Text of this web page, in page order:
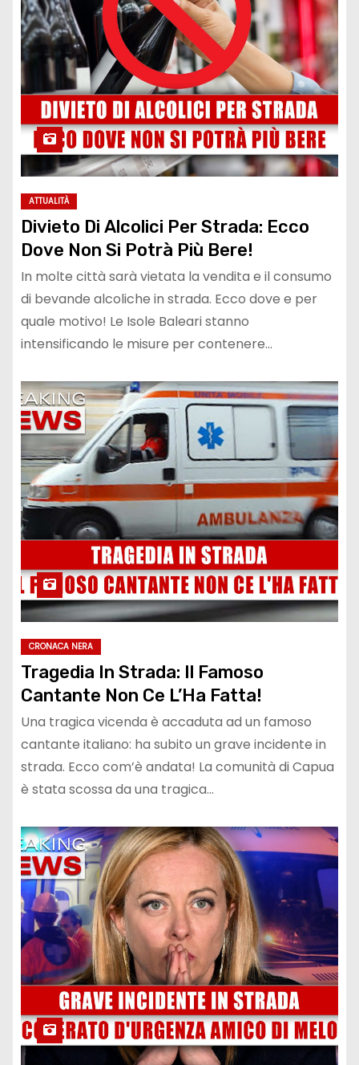
ATTUALITÀ
Divieto Di Alcolici Per Strada: Ecco
Dove Non Si Potrà Più Bere!
In molte città sarà vietata la vendita e il consumo
di bevande alcoliche in strada. Ecco dove e per
quale motivo! Le Isole Baleari stanno
intensificando le misure per contenere…
CRONACA NERA
Tragedia In Strada: Il Famoso
Cantante Non Ce L’Ha Fatta!
Una tragica vicenda è accaduta ad un famoso
cantante italiano: ha subito un grave incidente in
strada. Ecco com’è andata! La comunità di Capua
è stata scossa da una tragica…